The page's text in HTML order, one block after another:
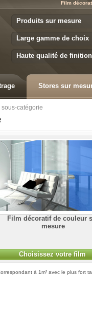
Film
Produits sur mesure
Large gamme de choix
Haute qualité de finition
Stores sur
catégorie
choisir votre film
Film décoratif de couleur
mesure
Choisissez votre film
à 1m² avec le plus fort